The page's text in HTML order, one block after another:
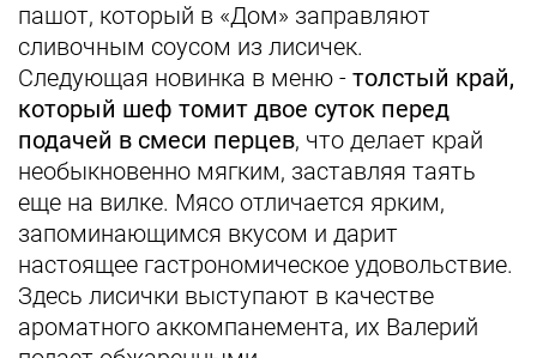
пашот, который в «Дом» заправляют
сливочным соусом из лисичек.
Следующая новинка в меню - толстый край,
который шеф томит двое суток перед
подачей в смеси перцев, что делает край
необыкновенно мягким, заставляя таять
еще на вилке. Мясо отличается ярким,
запоминающимся вкусом и дарит
настоящее гастрономическое удовольствие.
Здесь лисички выступают в качестве
ароматного аккомпанемента, их Валерий